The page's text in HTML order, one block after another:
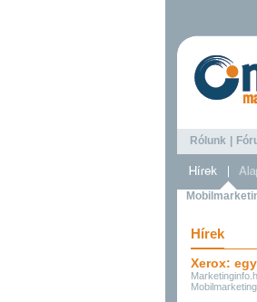
Rólunk
Hírek
Xerox:
Mobilmarketing